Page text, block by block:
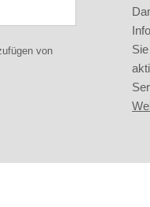
von